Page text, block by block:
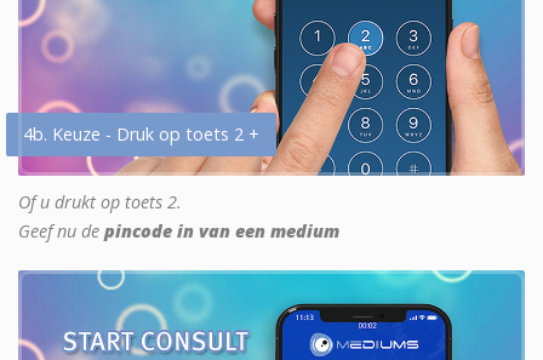
4b. Keuze - Druk op toets 2 +
Of u drukt op toets 2.
Geef nu de pincode in van een medium